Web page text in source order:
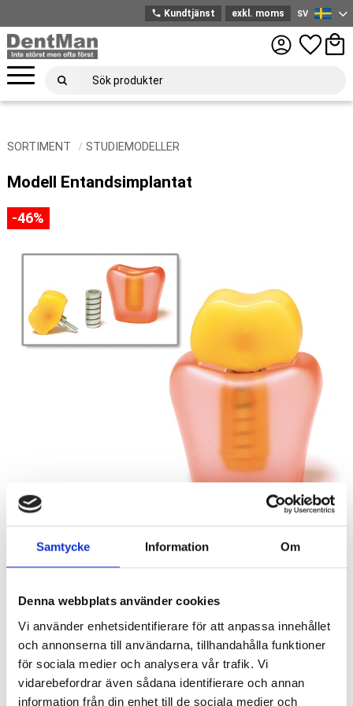
Samtycke Information Om
Denna webbplats använder cookies
Vi använder enhetsidentifierare för att anpassa innehållet
och annonserna till användarna, tillhandahålla funktioner
för sociala medier och analysera vår trafik. Vi
vidarebefordrar även sådana identifierare och annan
information från din enhet till de sociala medier och
Meny
phone Kundtjänst exkl. moms
Svenska
SV
Favoriter
SORTIMENT STUDIEMODELLER
Modell Entandsimplantat
46%
Nedsatt pris:
795KR
Ordinarie pris:
1 485KR
Antal